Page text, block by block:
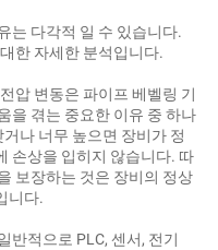
는 다각적 일 수 있습니다.
한 자세한 분석입니다.
압 변동은 파이프 베벨링 기
을 겪는 중요한 이유 중 하나
나 너무 높으면 장비가 정
손상을 입히지 않습니다. 따
보장하는 것은 장비의 정상
니다.
반적으로 PLC, 센서, 전기